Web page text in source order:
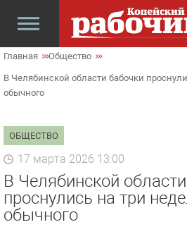
Главная Общество
В Челябинской области бабочки
обычного
ОБЩЕСТВО
17 марта 2026 13:00
В Челябинской
проснулись на три
обычного